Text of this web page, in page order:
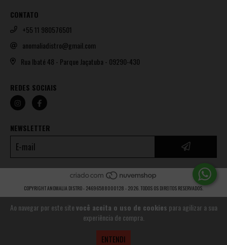
Ao navegar por este sitevocê aceita o uso de cookies para agilizar a sua
experiência de compra.
ENTENDI
CONTATO
+55 11 980576501
anomaliadistro@gmail.com
Rua Ibaté 48 - Parque Jaçatuba - 09290-430
REDES SOCIAIS
NEWSLETTER
COPYRIGHT ANOMALIA DISTRO - 24696588000128 - 2026. TODOS OS DIREITOS RESERVADOS.